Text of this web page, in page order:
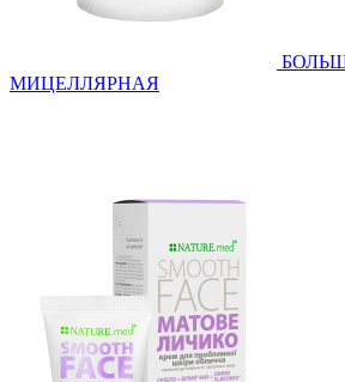
МИЦЕЛЛЯРНАЯ